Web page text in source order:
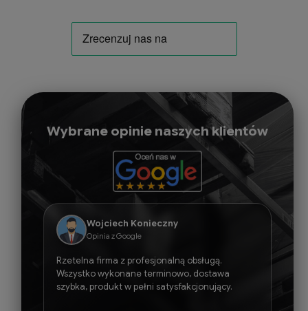
Wybrane opinie naszych klientów
Wojciech Konieczny
Opinia z Google
Rzetelna firma z profesjonalną obsługą.
Wszystko wykonane terminowo, dostawa
szybka, produkt w pełni satysfakcjonujący.